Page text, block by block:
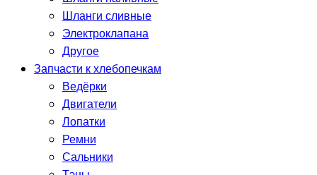
Шланги сливные
Электроклапана
Другое
Запчасти к хлебопечкам
Ведёрки
Двигатели
Лопатки
Ремни
Сальники